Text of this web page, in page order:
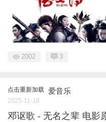
2002 3
点击重新加载 爱音乐
2025-11-18
邓讴歌 - 无名之辈 电影